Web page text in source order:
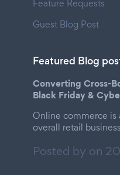
Feature Requests
Guest Blog Post
Featured Blog
Converting Cross-
Black Friday &
Online commerce is
overall retail
Posted by on